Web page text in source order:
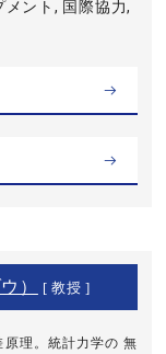
ント, 国際協力,
） [ 教授 ]
理。統計力学の 無